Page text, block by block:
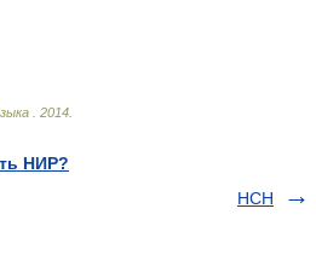
2014
НИР?
НСН